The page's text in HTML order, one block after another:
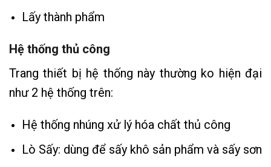
Lấy thành phẩm
Hệ thống thủ công
Trang thiết bị hệ thống này thường ko hiện đại
như 2 hệ thống trên:
Hệ thống nhúng xử lý hóa chất thủ công
Lò Sấy: dùng để sấy khô sản phẩm và sấy sơn